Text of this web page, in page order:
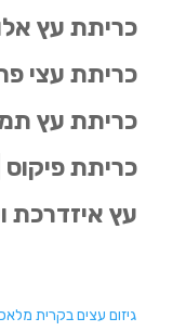
כריתת עץ
כריתת עצי
כריתת עץ
כריתת
עץ איזדרכת
גיזום עצים בקרית